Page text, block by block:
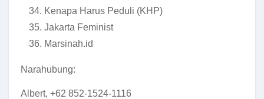
Kenapa Harus Peduli (KHP)
Jakarta Feminist
Marsinah.id
Narahubung:
Albert, +62 852-1524-1116